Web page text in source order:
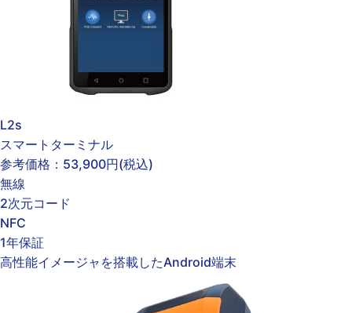
L2s
スマートターミナル
参考価格： 53,900円(税込)
無線
2次元コード
NFC
1年保証
高性能イメージャを搭載したAndroid端末